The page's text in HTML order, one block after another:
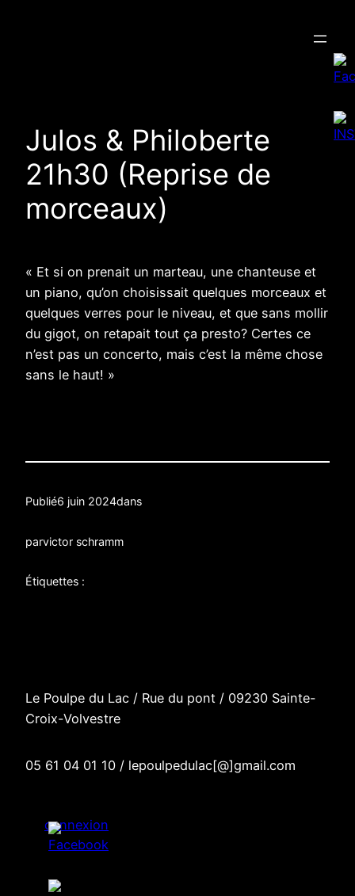
Julos & Philoberte
21h30 (Reprise de
morceaux)
« Et si on prenait un marteau, une chanteuse et
un piano, qu’on choisissait quelques morceaux et
quelques verres pour le niveau, et que sans mollir
du gigot, on retapait tout ça presto? Certes ce
n’est pas un concerto, mais c’est la même chose
sans le haut! »
Publié6 juin 2024dans
parvictor schramm
Étiquettes :
Le Poulpe du Lac / Rue du pont / 09230 Sainte-
Croix-Volvestre
05 61 04 01 10 / lepoulpedulac[@]gmail.com
connexion